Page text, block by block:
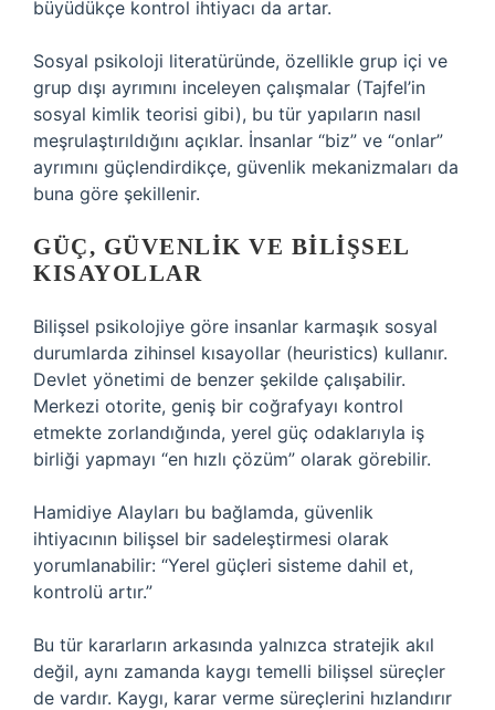
büyüdükçe kontrol ihtiyacı da artar.
Sosyal psikoloji literatüründe, özellikle grup içi ve
grup dışı ayrımını inceleyen çalışmalar (Tajfel’in
sosyal kimlik teorisi gibi), bu tür yapıların nasıl
meşrulaştırıldığını açıklar. İnsanlar “biz” ve “onlar”
ayrımını güçlendirdikçe, güvenlik mekanizmaları da
buna göre şekillenir.
GÜÇ, GÜVENLIK VE BILIŞSEL
KISAYOLLAR
Bilişsel psikolojiye göre insanlar karmaşık sosyal
durumlarda zihinsel kısayollar (heuristics) kullanır.
Devlet yönetimi de benzer şekilde çalışabilir.
Merkezi otorite, geniş bir coğrafyayı kontrol
etmekte zorlandığında, yerel güç odaklarıyla iş
birliği yapmayı “en hızlı çözüm” olarak görebilir.
Hamidiye Alayları bu bağlamda, güvenlik
ihtiyacının bilişsel bir sadeleştirmesi olarak
yorumlanabilir: “Yerel güçleri sisteme dahil et,
kontrolü artır.”
Bu tür kararların arkasında yalnızca stratejik akıl
değil, aynı zamanda kaygı temelli bilişsel süreçler
de vardır. Kaygı, karar verme süreçlerini hızlandırır